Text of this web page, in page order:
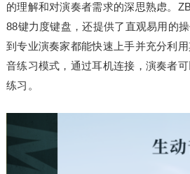
的理解和对演奏者需求的深思熟虑。
88键力度键盘，还提供了直观易用的
到专业演奏家都能快速上手并充分利
音练习模式，通过耳机连接，演奏者
练习 。